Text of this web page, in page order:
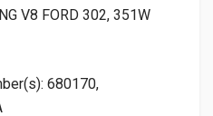
V8 FORD 302, 351W
680170,